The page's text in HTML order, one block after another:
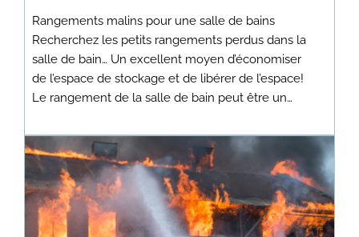
Rangements malins pour une salle de bains
Recherchez les petits rangements perdus dans la
salle de bain… Un excellent moyen d’économiser
de l’espace de stockage et de libérer de l’espace!
Le rangement de la salle de bain peut être un…